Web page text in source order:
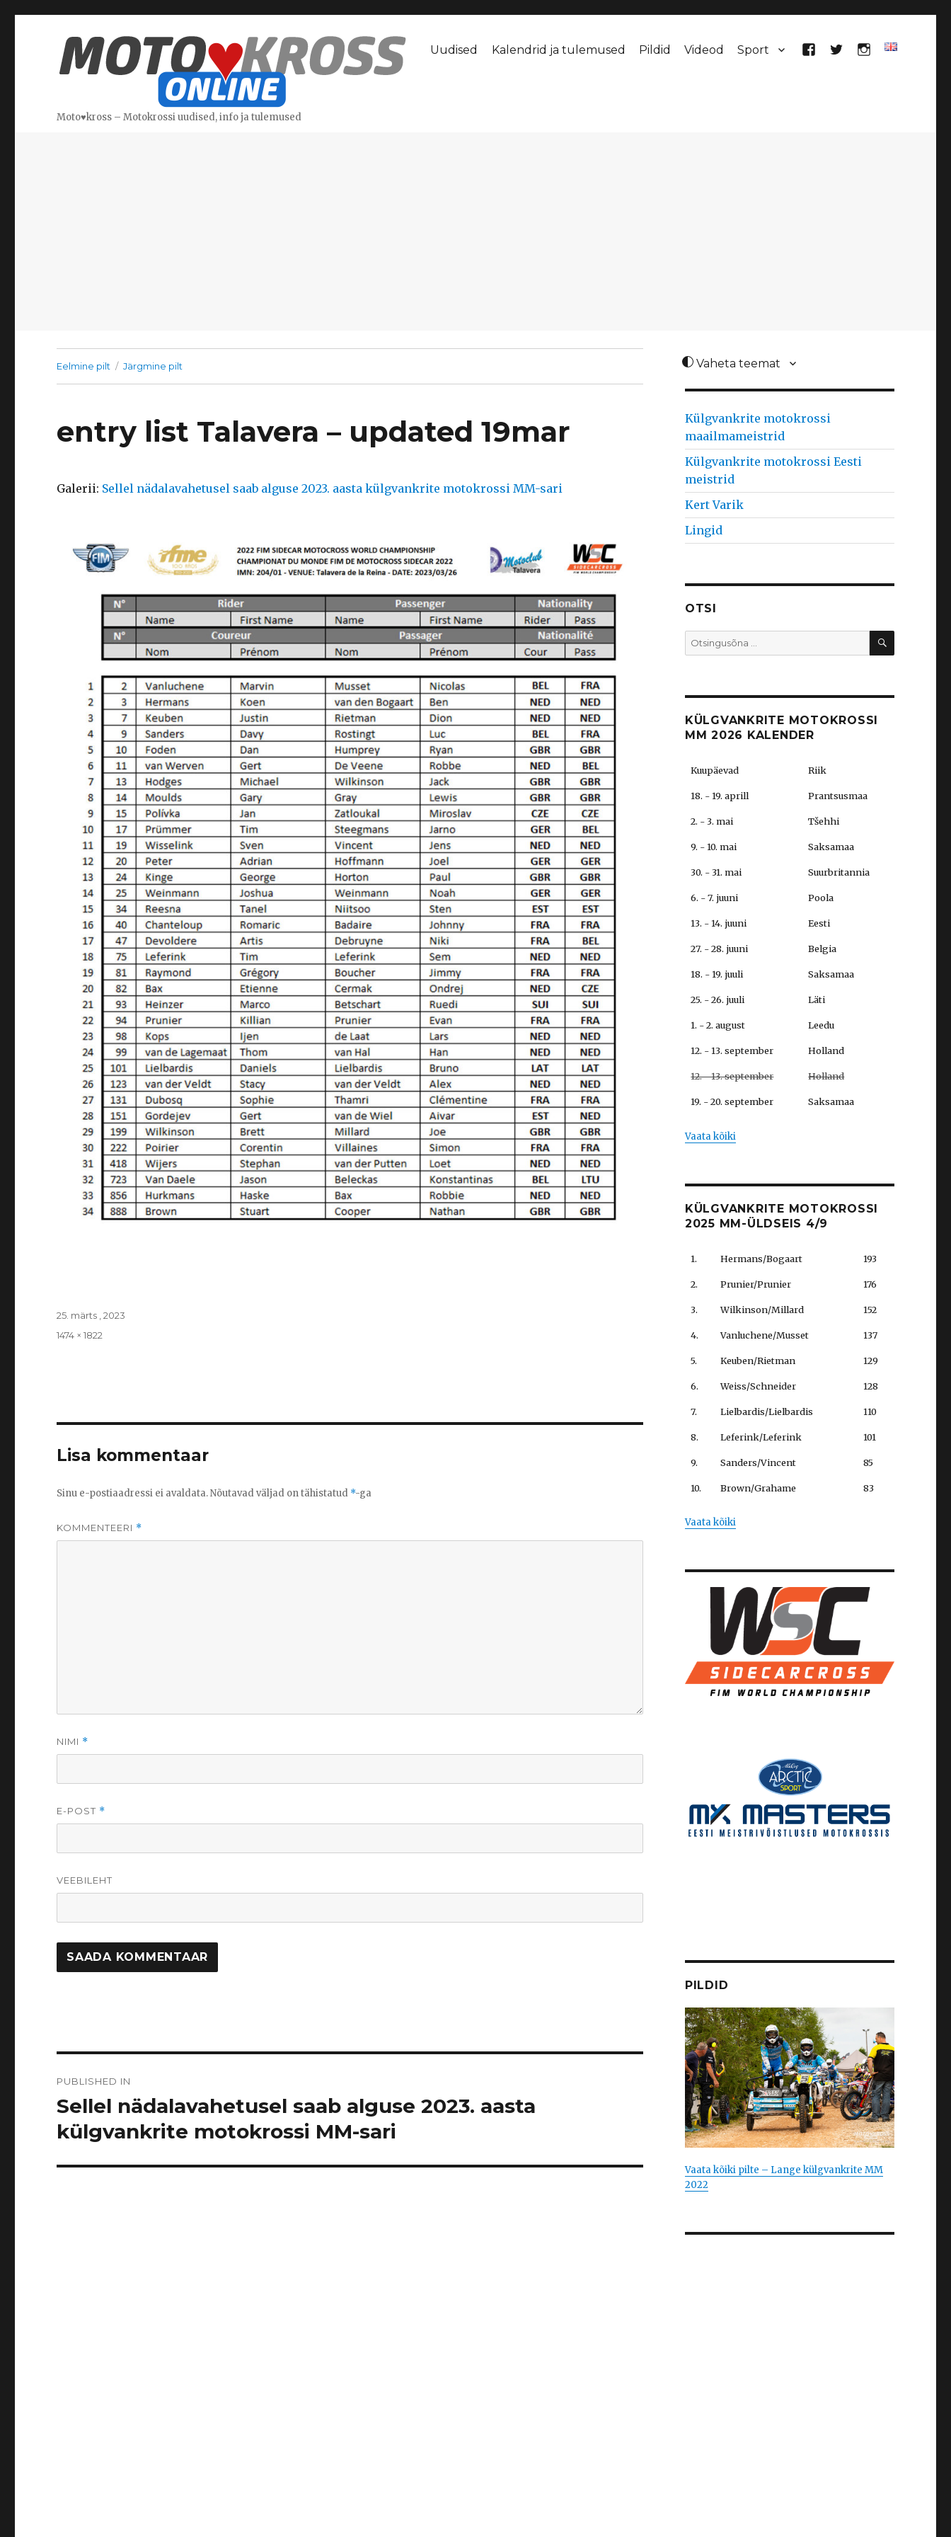
Moto♥kross – Motokrossi uudised, info ja tulemused
Uudised Kalendrid ja tulemused Pildid Videod Sport
Eelmine pilt Järgmine pilt
entry list Talavera – updated 19mar
Galerii: Sellel nädalavahetusel saab alguse 2023. aasta külgvankrite motokrossi MM-sari
Posted
25. märts , 2023
Full
1474 × 1822
Lisa kommentaar
Sinu e-postiaadressi ei avaldata.Nõutavad väljad on tähistatud *-ga
KOMMENTEERI *
NIMI *
E-POST *
VEEBILEHT
PUBLISHED IN
Sellel nädalavahetusel saab alguse 2023. aasta
külgvankrite motokrossi MM-sari
Vaheta teemat
Külgvankrite motokrossi
maailmameistrid
Külgvankrite motokrossi Eesti
meistrid
Kert Varik
Lingid
OTSI
Search
for:
OTSI
KÜLGVANKRITE MOTOKROSSI
MM 2026 KALENDER
Kuupäevad Riik
18. - 19. aprill Prantsusmaa
2. - 3. mai Tšehhi
9. - 10. mai Saksamaa
30. - 31. mai Suurbritannia
6. - 7. juuni Poola
13. - 14. juuni Eesti
27. - 28. juuni Belgia
18. - 19. juuli Saksamaa
25. - 26. juuli Läti
1. - 2. august Leedu
12. - 13. september Holland
12. - 13. september Holland
19. - 20. september Saksamaa
Vaata kõiki
KÜLGVANKRITE MOTOKROSSI
2025 MM-ÜLDSEIS 4/9
1. Hermans/Bogaart 193
2. Prunier/Prunier 176
3. Wilkinson/Millard 152
4. Vanluchene/Musset 137
5. Keuben/Rietman 129
6. Weiss/Schneider 128
7. Lielbardis/Lielbardis 110
8. Leferink/Leferink 101
9. Sanders/Vincent 85
10. Brown/Grahame 83
Vaata kõiki
PILDID
Vaata kõiki pilte – Lange külgvankrite MM
2022